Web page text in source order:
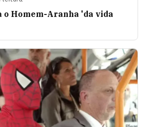
Homem-Aranha 'da vida